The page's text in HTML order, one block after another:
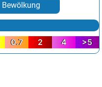
Bewölkung
0.7 2 4 >5